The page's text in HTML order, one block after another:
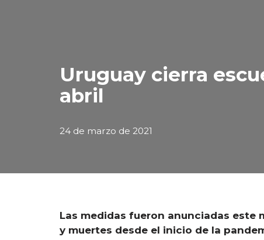
Uruguay cierra
abril
24 de marzo de 2021
Las medidas fueron anunciadas este
y muertes desde el inicio de la